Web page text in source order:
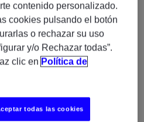
QUALITY
SPATIAL
contenido personalizado.
cookies pulsando el botón
o rechazar su uso
y/o Rechazar todas”.
clic en Política de
todas las cookies